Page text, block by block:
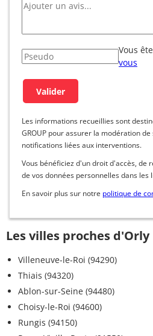
Vous
vous
Les informations recueillies sont
GROUP pour assurer la modération
notifications liées aux interventions.
Vous bénéficiez d'un droit d'accès, de
de vos données personnelles dans
En savoir plus sur notre politique de
Les villes proches d'Orly
Villeneuve-le-Roi (94290)
Thiais (94320)
Ablon-sur-Seine (94480)
Choisy-le-Roi (94600)
Rungis (94150)